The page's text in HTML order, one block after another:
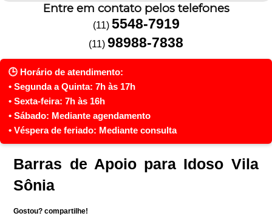
Entre em contato pelos telefones
(11) 5548-7919
(11) 98988-7838
Barras de Apoio para Idoso Vila
Sônia
Gostou? compartilhe!